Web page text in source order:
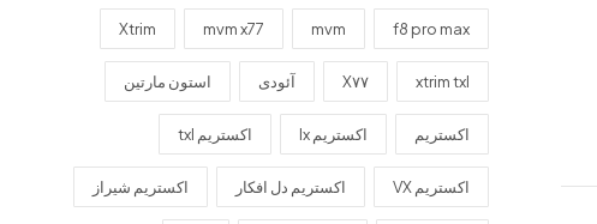
f8 pro max
mvm
mvm x77
Xtrim
xtrim txl X۷۷ آئودی استون مارتین
اکستریم اکستریم lx اکستریم txl
اکستریم VX اکستریم دل افکار اکستریم شیراز